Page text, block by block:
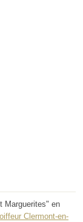
Marguerites" en
Clermont-en-